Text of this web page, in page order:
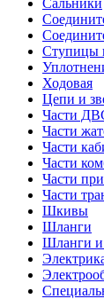
Сальники
Ступицы
Ходовая
Цепи и
Части
Части
Части
Части
Части
Части
Шкивы
Шланги
Шланги и